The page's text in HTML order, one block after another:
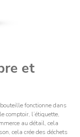
et
fonctionne dans
comptoir, l’étiquette,
au détail, cela
cela crée des déchets